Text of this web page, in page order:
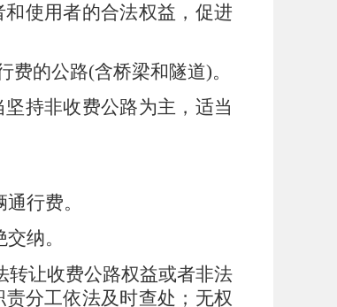
和使用者的合法权益，促进
费的公路(含桥梁和隧道)。
持非收费公路为主，适当
行费。
纳。
转让收费公路权益或者非法
分工依法及时查处；无权